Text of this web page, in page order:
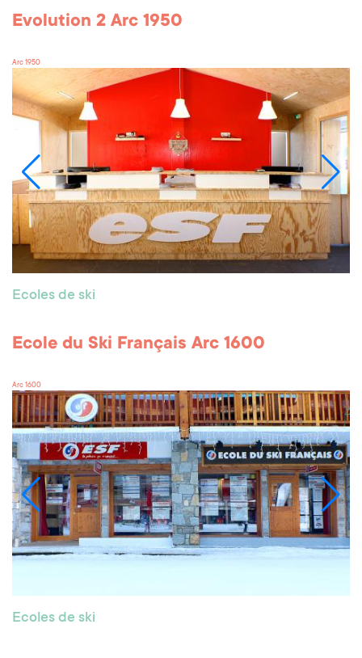
Evolution 2 Arc 1950
Arc 1950
Ecoles de ski
Ecole du Ski Français Arc 1600
Arc 1600
Ecoles de ski